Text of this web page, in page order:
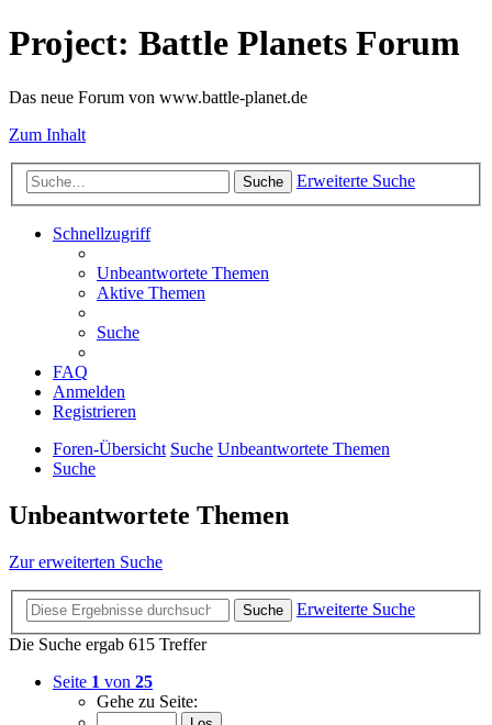
Project: Battle Planets Forum
Das neue Forum von www.battle-planet.de
Zum Inhalt
Suche Erweiterte Suche
Schnellzugriff
Unbeantwortete Themen
Aktive Themen
Suche
FAQ
Anmelden
Registrieren
Foren-Übersicht Suche Unbeantwortete Themen
Suche
Unbeantwortete Themen
Zur erweiterten Suche
Suche
Erweiterte Suche
Die Suche ergab 615 Treffer
Seite 1 von 25
Gehe zu Seite: